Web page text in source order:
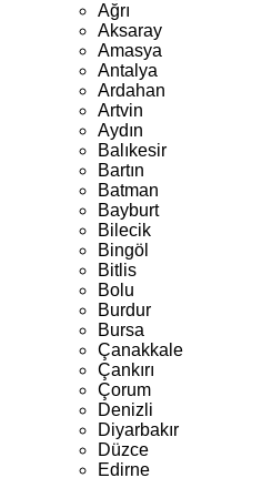
Ağrı
Aksaray
Amasya
Antalya
Ardahan
Artvin
Aydın
Balıkesir
Bartın
Batman
Bayburt
Bilecik
Bingöl
Bitlis
Bolu
Burdur
Bursa
Çanakkale
Çankırı
Çorum
Denizli
Diyarbakır
Düzce
Edirne